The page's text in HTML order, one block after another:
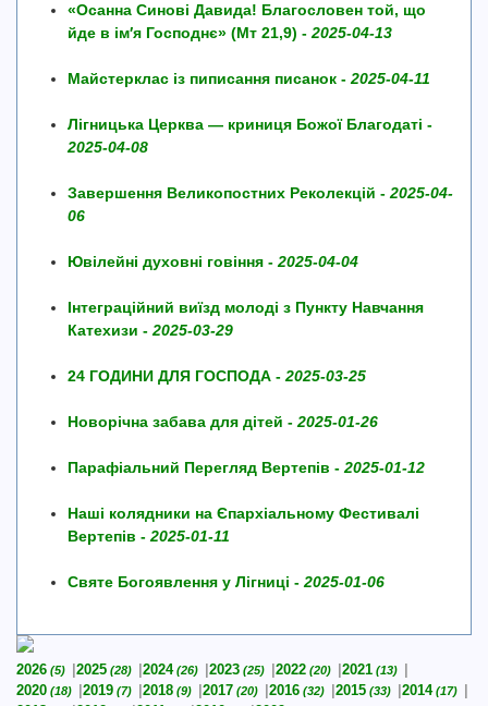
«Осанна Синові Давида! Благословен той, що
йде в ім′я Господнє» (Мт 21,9) - 2025-04-13
Майстерклас із пиписання писанок - 2025-04-11
Лігницька Церква — криниця Божої Благодаті -
2025-04-08
Завершення Великопостних Реколекцій - 2025-04-
06
Ювілейні духовні говіння - 2025-04-04
Інтеграційний виїзд молоді з Пункту Навчання
Катехизи - 2025-03-29
24 ГОДИНИ ДЛЯ ГОСПОДА - 2025-03-25
Новорічна забава для дітей - 2025-01-26
Парафіальний Перегляд Вертепів - 2025-01-12
Наші колядники на Єпархіальному Фестивалі
Вертепів - 2025-01-11
Святе Богоявлення у Лігниці - 2025-01-06
2026 (5) 2025 (28) 2024(26) 2023 (25) 2022 (20) 2021 (13)
2020 (18) 2019 (7) 2018 (9) 2017 (20) 2016 (32) 2015 (33) 2014(17)